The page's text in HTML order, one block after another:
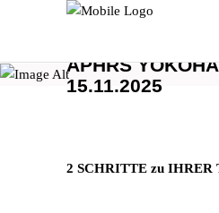
APHRS
15.11.2025
2 SCHRITTE zu